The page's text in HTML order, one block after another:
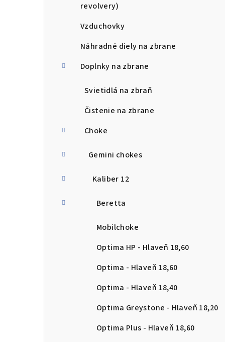
revolvery)
Vzduchovky
Náhradné diely na zbrane
Doplnky na zbrane
Svietidlá na zbraň
Čistenie na zbrane
Choke
Gemini chokes
Kaliber 12
Beretta
Mobilchoke
Optima HP - Hlaveň 18,60
Optima - Hlaveň 18,60
Optima - Hlaveň 18,40
Optima Greystone - Hlaveň 18,20
Optima Plus - Hlaveň 18,60